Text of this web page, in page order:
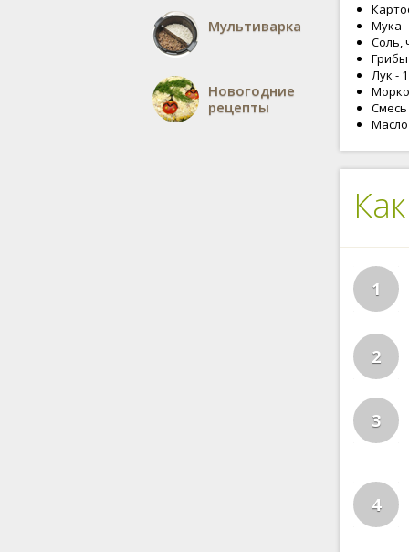
Мультиварка
Новогодние
рецепты
Мука
Соль,
Лук -
Смесь
1
2
3
4